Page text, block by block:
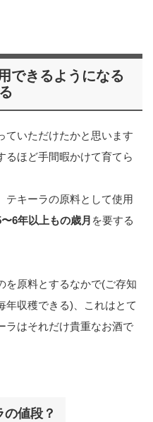
できるようになる
ていただけたかと思います
るほど手間暇かけて育てら
テキーラの原料として使用
6年以上もの歳月 を要する
を原料とするなかで(ご存知
年収穫できる)、これはとて
ラはそれだけ貴重なお酒で
値段？